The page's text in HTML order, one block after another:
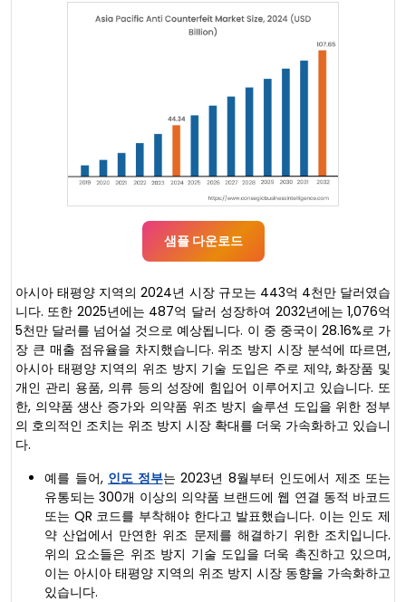
샘플 다운로드
아시아 태평양 지역의 2024년 시장 규모는 443억 4천만 달러였습
니다. 또한 2025년에는 487억 달러 성장하여 2032년에는 1,076억
5천만 달러를 넘어설 것으로 예상됩니다. 이 중 중국이 28.16%로 가
장 큰 매출 점유율을 차지했습니다. 위조 방지 시장 분석에 따르면,
아시아 태평양 지역의 위조 방지 기술 도입은 주로 제약, 화장품 및
개인 관리 용품, 의류 등의 성장에 힘입어 이루어지고 있습니다. 또
한, 의약품 생산 증가와 의약품 위조 방지 솔루션 도입을 위한 정부
의 호의적인 조치는 위조 방지 시장 확대를 더욱 가속화하고 있습니
다.
예를 들어, 인도 정부는 2023년 8월부터 인도에서 제조 또는
유통되는 300개 이상의 의약품 브랜드에 웹 연결 동적 바코드
또는 QR 코드를 부착해야 한다고 발표했습니다. 이는 인도 제
약 산업에서 만연한 위조 문제를 해결하기 위한 조치입니다.
위의 요소들은 위조 방지 기술 도입을 더욱 촉진하고 있으며,
이는 아시아 태평양 지역의 위조 방지 시장 동향을 가속화하고
있습니다.